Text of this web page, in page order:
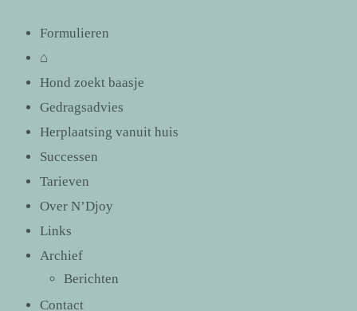
Formulieren
⌂
Hond zoekt baasje
Gedragsadvies
Herplaatsing vanuit huis
Successen
Tarieven
Over N’Djoy
Links
Archief
Berichten
Contact